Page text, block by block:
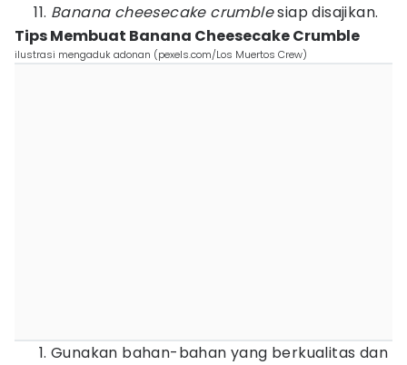
Banana cheesecake crumblesiap disajikan.
Tips Membuat Banana Cheesecake Crumble
ilustrasi mengaduk adonan (pexels.com/Los Muertos Crew)
Gunakan bahan-bahan yang berkualitas dan